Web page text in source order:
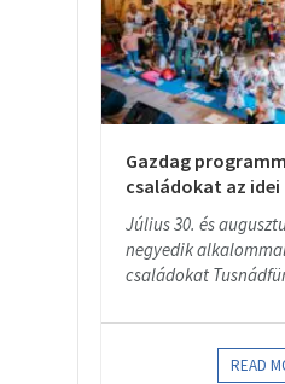
Gazdag
családokat az
Július 30. és
negyedik
családokat
READ